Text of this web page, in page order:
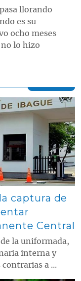
llorando
es su
ocho meses
lo hizo
captura de
Central
la uniformada,
interna y
a ...